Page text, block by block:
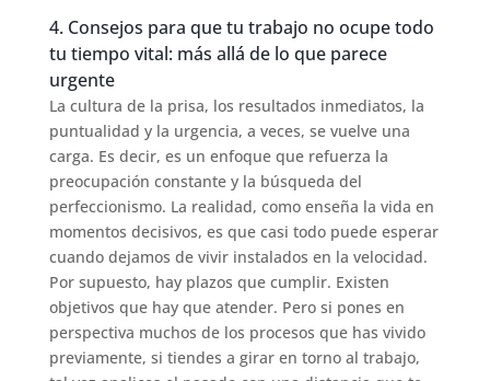
4. Consejos para que tu trabajo no ocupe todo
tu tiempo vital: más allá de lo que parece
urgente
La cultura de la prisa, los resultados inmediatos, la
puntualidad y la urgencia, a veces, se vuelve una
carga. Es decir, es un enfoque que refuerza la
preocupación constante y la búsqueda del
perfeccionismo. La realidad, como enseña la vida en
momentos decisivos, es que casi todo puede esperar
cuando dejamos de vivir instalados en la velocidad.
Por supuesto, hay plazos que cumplir. Existen
objetivos que hay que atender. Pero si pones en
perspectiva muchos de los procesos que has vivido
previamente, si tiendes a girar en torno al trabajo,